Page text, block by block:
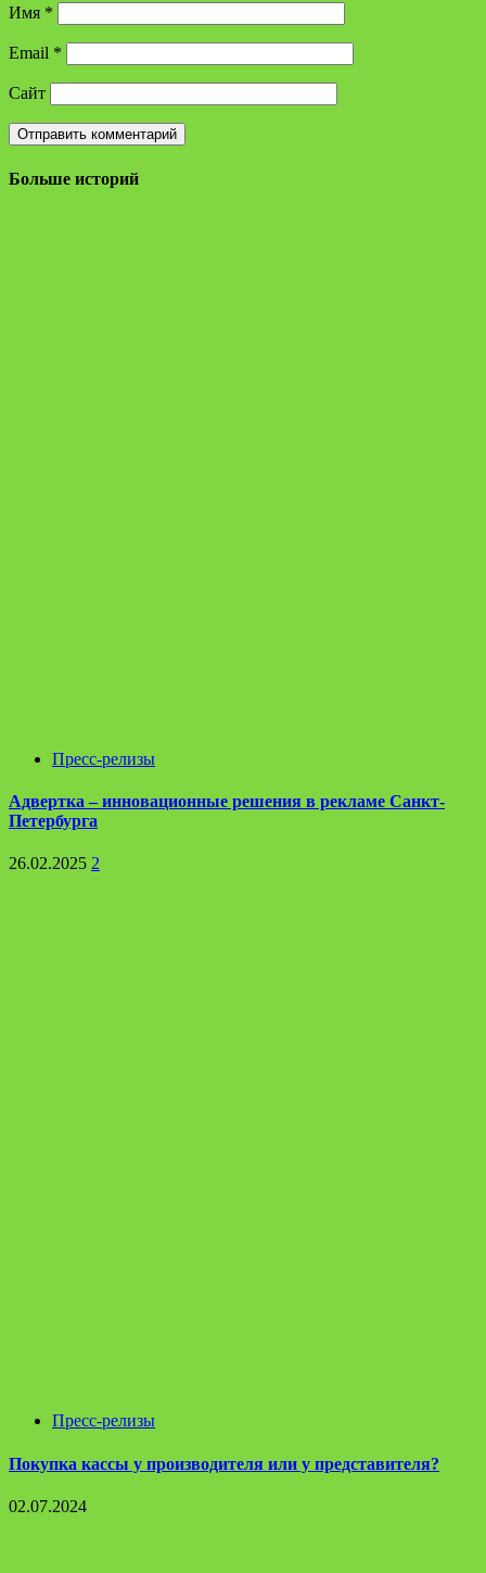
Имя *
Email *
Сайт
Больше историй
Пресс-релизы
Адвертка – инновационные решения в рекламе Санкт-
Петербурга
26.02.2025 2
Пресс-релизы
Покупка кассы у производителя или у представителя?
02.07.2024